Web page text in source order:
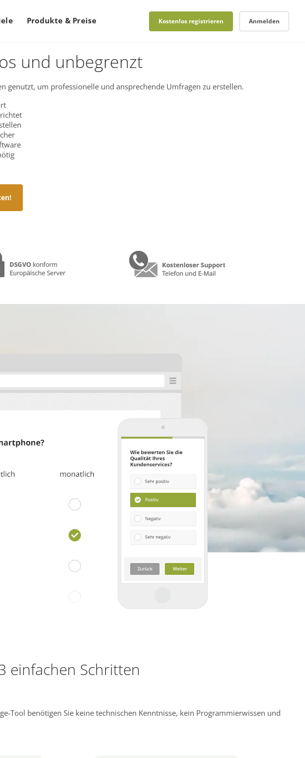
Produkte & Preise Kostenlos registrieren Anmelden
und unbegrenzt
genutzt, um professionelle und ansprechende Umfragen zu erstellen.
einfachen Schritten
Tool benötigen Sie keine technischen Kenntnisse, kein Programmierwissen und